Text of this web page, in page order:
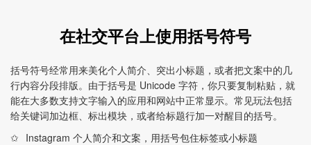
在社交平台上使用括号符号
括号符号经常用来美化个人简介、突出小标题，或者把文案中的几
行内容分段排版。由于括号是 Unicode 字符，你只要复制粘贴，就
能在大多数支持文字输入的应用和网站中正常显示。常见玩法包括
给关键词加边框、标出模块，或者给标题行加一对醒目的括号。
Instagram 个人简介和文案，用括号包住标签或小标题